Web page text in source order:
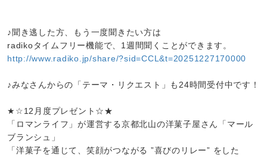
♪聞き逃した方、もう一度聞きたい方は
radikoタイムフリー機能で、1週間聞くことができます。
http://www.radiko.jp/share/?sid=CCL&t=20251227170000
♪みなさんからの「テーマ・リクエスト」も24時間受付中です！
★☆12月度プレゼント☆★
「ロマンライフ」が運営する京都北山の洋菓子屋さん「マール
ブランシュ」
「洋菓子を通じて、笑顔がつながる ”喜びのリレー” をした